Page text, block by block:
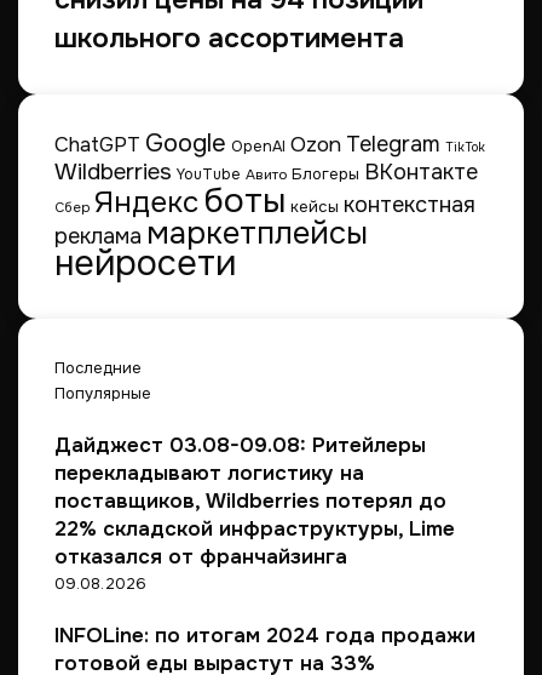
школьного ассортимента
ChatGPT Google OpenAI Ozon Telegram TikTok
Wildberries YouTube Авито Блогеры ВКонтакте
Сбер Яндексботы кейсы контекстная
реклама маркетплейсы
нейросети
Последние
Популярные
Дайджест 03.08-09.08: Ритейлеры
перекладывают логистику на
поставщиков, Wildberries потерял до
22% складской инфраструктуры, Lime
отказался от франчайзинга
09.08.2026
INFOLine: по итогам 2024 года продажи
готовой еды вырастут на 33%